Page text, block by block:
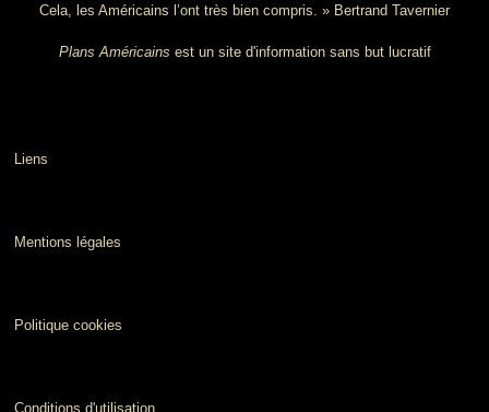
Cela, les Américains l’ont très bien compris. » Bertrand Tavernier
Plans Américains est un site d'information sans but lucratif
Liens
Mentions légales
Politique cookies
Conditions d'utilisation